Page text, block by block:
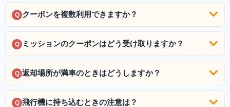
Q クーポンを複数利用できますか？
Q ミッションのクーポンはどう受け取りますか？
Q 返却場所が満車のときはどうしますか？
Q 飛行機に持ち込むときの注意は？